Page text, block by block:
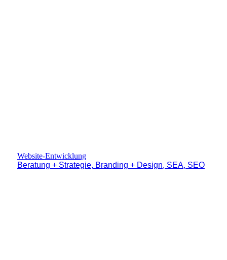
Website-Entwicklung
Beratung + Strategie, Branding + Design, SEA, SEO